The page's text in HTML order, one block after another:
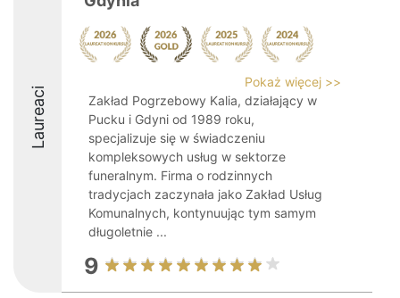
Laureaci
Pokaż więcej >>
Zakład Pogrzebowy Kalia, działający w
Pucku i Gdyni od 1989 roku,
specjalizuje się w świadczeniu
kompleksowych usług w sektorze
funeralnym. Firma o rodzinnych
tradycjach zaczynała jako Zakład Usług
Komunalnych, kontynuując tym samym
długoletnie ...
9